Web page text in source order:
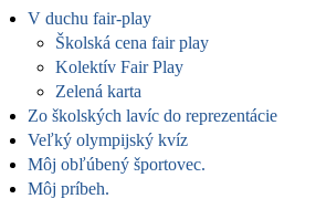
V duchu fair-play
Školská cena fair play
Kolektív Fair Play
Zelená karta
Zo školských lavíc do reprezentácie
Veľký olympijský kvíz
Môj obľúbený športovec.
Môj príbeh.